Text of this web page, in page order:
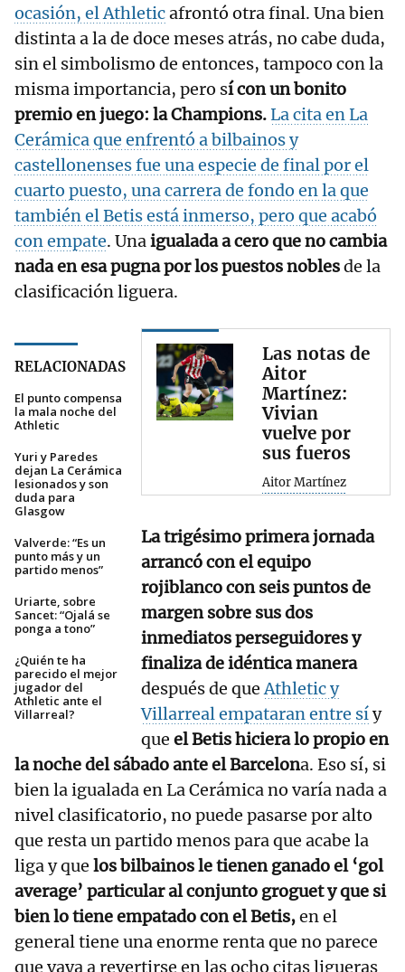
ocasión, elAthleticafrontó otra final. Una bien
distinta a la de doce meses atrás, no cabe duda,
sin el simbolismo de entonces, tampoco con la
misma importancia, pero sí con un bonito
premio en juego: la Champions.La cita en La
Cerámica que enfrentó a bilbainos y
castellonenses fue una especie de final por el
cuarto puesto, una carrera de fondo en la que
también el Betis está inmerso, pero que acabó
con empate. Unaigualada a cero que no cambia
nada en esa pugna por los puestos noblesde la
clasificación liguera.
RELACIONADAS
El punto compensa
la mala noche del
Athletic
Yuri y Paredes
dejan La Cerámica
lesionados y son
duda para
Glasgow
Valverde: “Es un
punto más y un
partido menos”
Uriarte, sobre
Sancet: “Ojalá se
ponga a tono”
¿Quién te ha
parecido el mejor
jugador del
Athletic ante el
Villarreal?
Las notas de
Aitor
Martínez:
Vivian
vuelve por
sus fueros
Aitor Martínez
La trigésimo primera jornada
arrancó con el equipo
rojiblanco con seis puntos de
margen sobre sus dos
inmediatos perseguidores y
finaliza de idéntica manera
después de que Athletic y
Villarreal empataran entre síy
que el Betis hiciera lo propio en
la noche del sábado ante el Barcelona. Eso sí, si
bien la igualada en La Cerámica no varía nada a
nivel clasificatorio, no puede pasarse por alto
que resta un partido menos para que acabe la
liga y que los bilbainos le tienen ganado el ‘gol
average’ particular al conjunto groguet y que si
bien lo tiene empatado con el Betis,en el
general tiene una enorme renta que no parece
que vaya a revertirse en las ocho citas ligueras